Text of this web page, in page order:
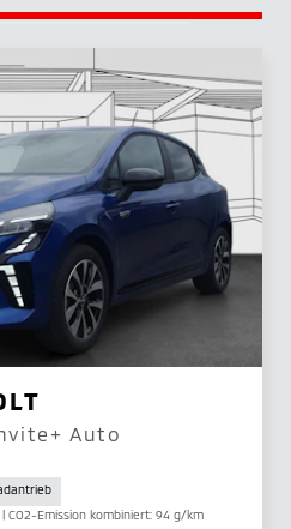
Auto
CO2-Emission kombiniert: 94 g/km